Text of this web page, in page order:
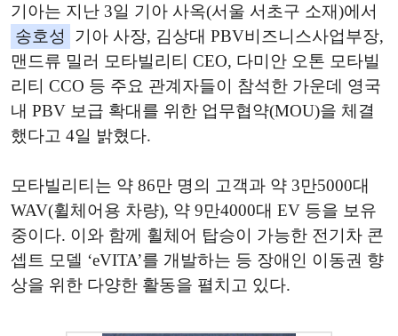
기아는 지난 3일 기아 사옥(서울 서초구 소재)에서
송호성
기아 사장, 김상대 PBV비즈니스사업부장,
맨드류 밀러 모타빌리티 CEO, 다미안 오톤 모타빌
리티 CCO 등 주요 관계자들이 참석한 가운데 영국
내 PBV 보급 확대를 위한 업무협약(MOU)을 체결
했다고 4일 밝혔다.
모타빌리티는 약 86만 명의 고객과 약 3만5000대
WAV(휠체어용 차량), 약 9만4000대 EV 등을 보유
중이다. 이와 함께 휠체어 탑승이 가능한 전기차 콘
셉트 모델 ‘eVITA’를 개발하는 등 장애인 이동권 향
상을 위한 다양한 활동을 펼치고 있다.